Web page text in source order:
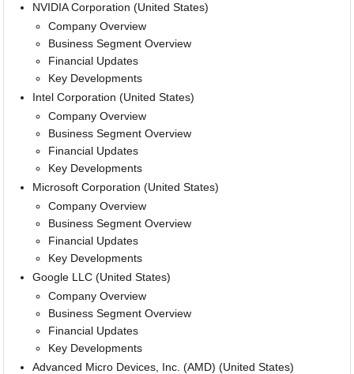
NVIDIA Corporation (United States)
Company Overview
Business Segment Overview
Financial Updates
Key Developments
Intel Corporation (United States)
Company Overview
Business Segment Overview
Financial Updates
Key Developments
Microsoft Corporation (United States)
Company Overview
Business Segment Overview
Financial Updates
Key Developments
Google LLC (United States)
Company Overview
Business Segment Overview
Financial Updates
Key Developments
Advanced Micro Devices, Inc. (AMD) (United States)